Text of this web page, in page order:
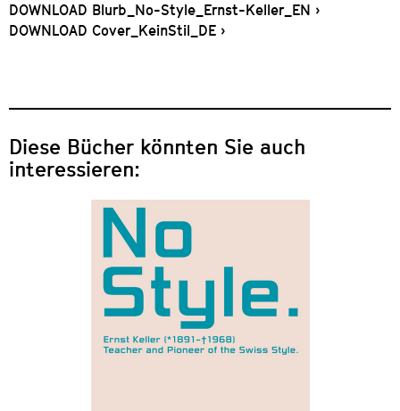
DOWNLOAD Blurb_No-Style_Ernst-Keller_EN ›
DOWNLOAD Cover_KeinStil_DE ›
Diese Bücher könnten Sie auch
interessieren: